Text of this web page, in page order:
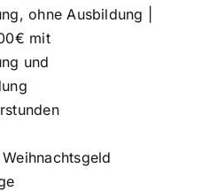
ohne Ausbildung |
mit
und